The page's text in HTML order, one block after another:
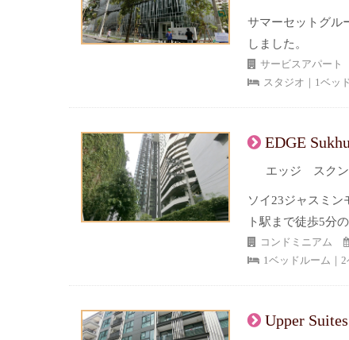
サマーセットグル
しました。
サービスアパート
スタジオ｜1ベッ
EDGE
エッジ スクン
ソイ23ジャスミン
ト駅まで徒歩5分
コンドミニアム
1ベッドルーム｜2
Upper